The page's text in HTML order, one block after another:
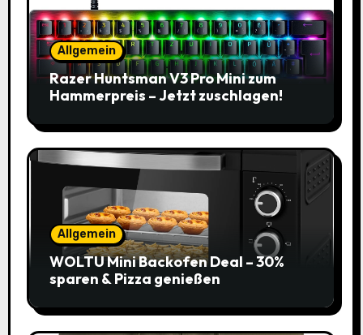
Allgemein
Razer Huntsman V3 Pro Mini zum
Hammerpreis – Jetzt zuschlagen!
Allgemein
WOLTU Mini Backofen Deal – 30%
sparen & Pizza genießen